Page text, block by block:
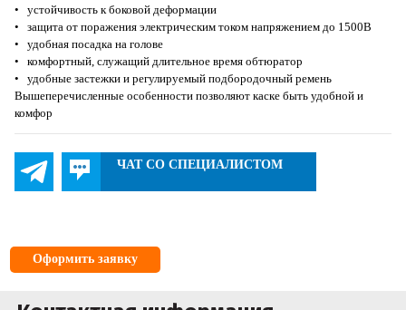
• устойчивость к боковой деформации
• защита от поражения электрическим током напряжением до 1500В
• удобная посадка на голове
• комфортный, служащий длительное время обтюратор
• удобные застежки и регулируемый подбородочный ремень
Вышеперечисленные особенности позволяют каске быть удобной и
комфор
ЧАТ СО СПЕЦИАЛИСТОМ
Оформить заявку